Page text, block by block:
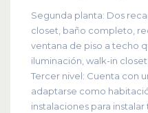
Segunda planta: Dos
closet, baño completo,
ventana de piso a techo
iluminación, walk-in
Tercer nivel: Cuenta con
adaptarse como
instalaciones para